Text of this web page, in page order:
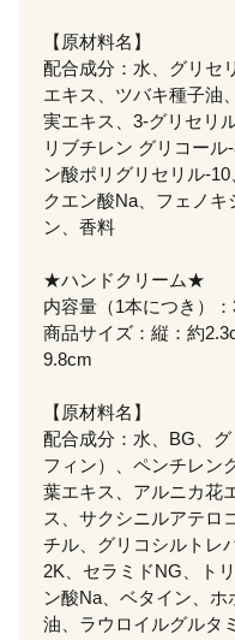
【原材料名】
配合成分：水、グリセ
エキス、ツバキ種子油
実エキス、3-グリセリ
リブチレン グリコール
ン酸ポリグリセリル-
クエン酸Na、フェノ
ン、香料
★ハンドクリーム★
内容量（1本につき）
商品サイズ：縦：約
9.8cm
【原材料名】
配合成分：水、BG、
フィン）、ペンチレン
葉エキス、アルニカ花
ス、サクシニルアテロ
チル、グリコシルトレ
2K、セラミドNG、ト
ン酸Na、ベタイン、
油、ラウロイルグルタ